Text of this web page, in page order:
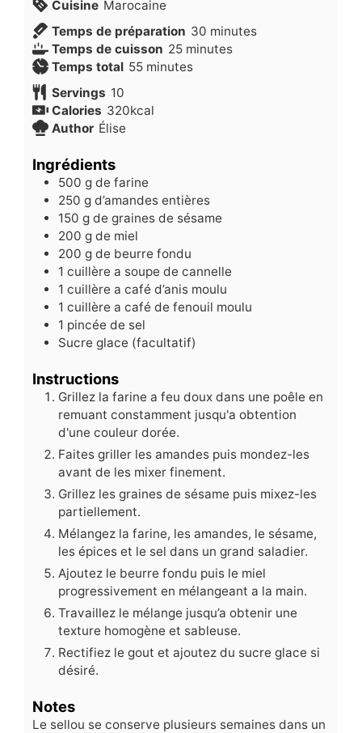
Cuisine Marocaine
Temps de préparation 30minutes
minutes
Temps de cuisson 25minutes
minutes
Temps total 55minutes
minutes
Servings 10
Calories 320kcal
Author Élise
Ingrédients
500 g de farine
250 g d’amandes entières
150 g de graines de sésame
200 g de miel
200 g de beurre fondu
1 cuillère a soupe de cannelle
1 cuillère a café d’anis moulu
1 cuillère a café de fenouil moulu
1 pincée de sel
Sucre glace (facultatif)
Instructions
Grillez la farine a feu doux dans une poêle en
remuant constamment jusqu'a obtention
d'une couleur dorée.
Faites griller les amandes puis mondez-les
avant de les mixer finement.
Grillez les graines de sésame puis mixez-les
partiellement.
Mélangez la farine, les amandes, le sésame,
les épices et le sel dans un grand saladier.
Ajoutez le beurre fondu puis le miel
progressivement en mélangeant a la main.
Travaillez le mélange jusqu’a obtenir une
texture homogène et sableuse.
Rectifiez le gout et ajoutez du sucre glace si
désiré.
Notes
Le sellou se conserve plusieurs semaines dans un